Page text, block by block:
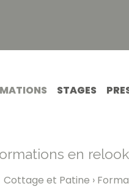
STAGES
en
Cottage et Patine ›